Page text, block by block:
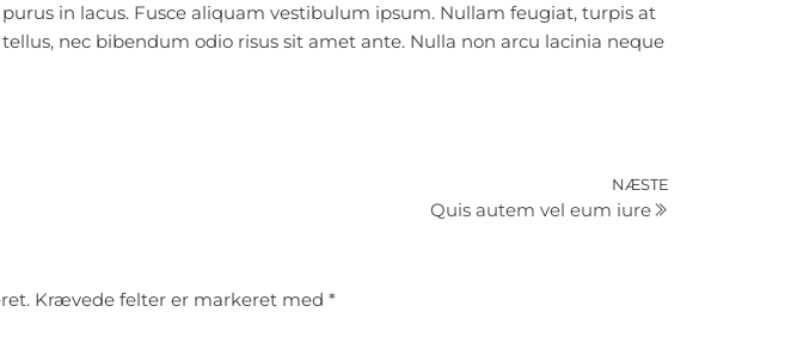
in lacus. Fusce aliquam vestibulum ipsum. Nullam feugiat, turpis at
nec bibendum odio risus sit amet ante. Nulla non arcu lacinia neque
NÆSTE
Quis autem vel eum iure
Krævede felter er markeret med *